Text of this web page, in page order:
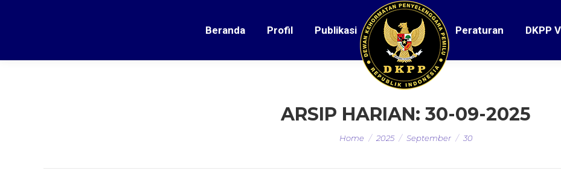
Beranda Profil Publikasi Peraturan DKPP
ARSIP HARIAN: 30-09-2025
You are here:
Home 2025 September 30